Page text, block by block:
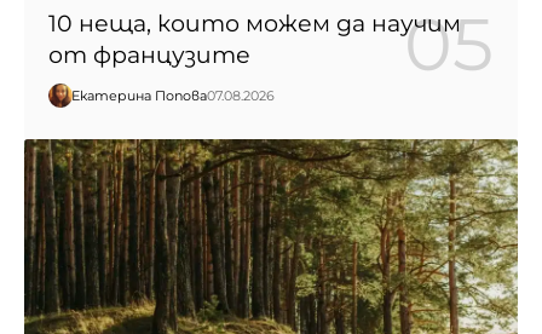
10 неща, които можем да научим
от французите
Екатерина Попова07.08.2026